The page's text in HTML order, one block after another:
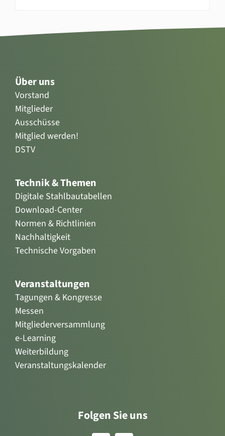
Über uns
Vorstand
Mitglieder
Ausschüsse
Mitglied werden!
DSTV
Technik & Themen
Digitale Stahlbautabellen
Download-Center
Normen & Richtlinien
Nachhaltigkeit
Technische Vorgaben
Veranstaltungen
Tagungen & Kongresse
Messen
Mitgliederversammlung
e-Learning
Weiterbildung
Veranstaltungskalender
Folgen Sie uns